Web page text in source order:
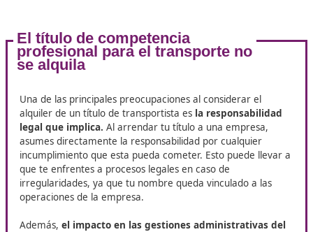
con las materias que conforman el programa. Cada
pregunta tiene cuatro opciones de respuesta. La
puntuación máxima en esta prueba es de 200
otorgándose un punto por cada respuesta correcta,
mientras que las respuestas incorrectas penalizan
tercio del valor de una respuesta correcta.
Prueba de supuestos prácticos:Incluye cuatro
prácticos en los que es necesario aplicar los
adquiridos a situaciones específicas. Para cada
candidato debe seleccionar entre ocho posibles
Esta prueba también tiene una puntuación máxima
puntos, asignando 50 puntos por cada supuesto